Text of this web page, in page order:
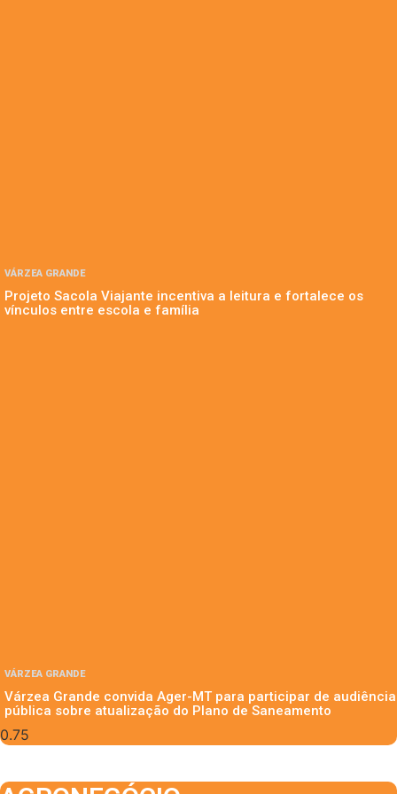
VÁRZEA GRANDE
Projeto Sacola Viajante incentiva a leitura e fortalece os
vínculos entre escola e família
VÁRZEA GRANDE
Várzea Grande convida Ager-MT para participar de audiência
pública sobre atualização do Plano de Saneamento